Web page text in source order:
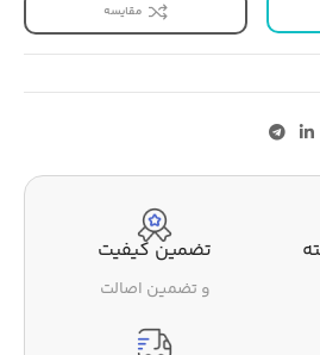
مقایسه
تضمین کیفیت
و تضمین اصالت